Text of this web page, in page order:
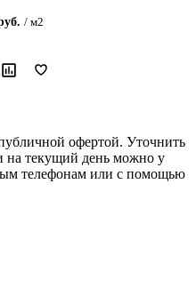
/ м2
офертой. Уточнить
на текущий день можно у
телефонам или с помощью